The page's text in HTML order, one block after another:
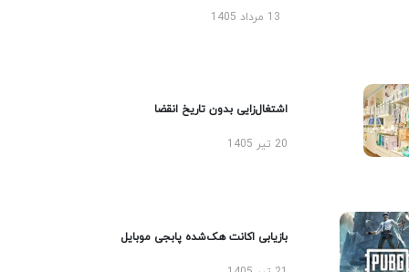
13 مرداد 1405
اشتغال‌زایی بدون تاریخ انقضا
20 تیر 1405
بازیابی اکانت هک‌شده پابجی موبایل